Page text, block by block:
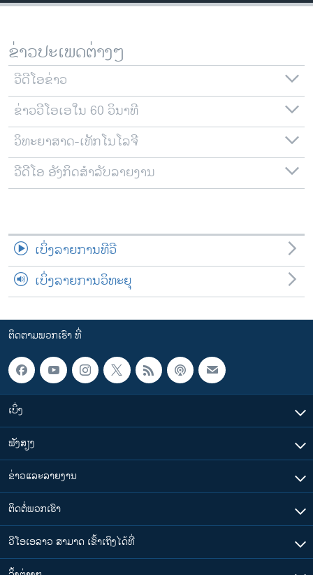
ພາສາອັງກິດ
ສຽງ
ລາຍການກະຈາຍສຽງ
ລາຍງານ
ຕິດຕາມພວກເຮົາ ທີ່
ພາສາຕ່າງໆ
ຂ່າວປະເພດຕ່າງໆ
ວີດີໂອຂ່າວ
ຂ່າວວີໂອເອໃນ 60 ວິນາທີ
ວິທະຍາສາດ-ເທັກໂນໂລຈີ
ວີດີໂອ ອັງກິດສຳລັບລາຍງານ
ເບິ່ງລາຍການທີວີ
ເບິ່ງລາຍການວິທະຍຸ
ຕິດຕາມພວກເຮົາ ທີ່
ເບິ່ງ
ຟັງສຽງ
ຂ່າວແລະລາຍງານ
ຕິດຕໍ່ພວກເຮົາ
ວີໂອເອລາວ ສາມາດ ເຂົ້າເຖິງໄດ້ທີ່